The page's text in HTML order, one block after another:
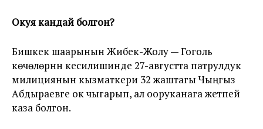
Окуя кандай болгон?
Бишкек шаарынын Жибек-Жолу — Гоголь
көчөлөрүнүн кесилишинде 27-августта патрулдук
милициянын кызматкери 32 жаштагы Чыңгыз
Абдыраевге ок чыгарып, ал ооруканага жетпей
каза болгон.